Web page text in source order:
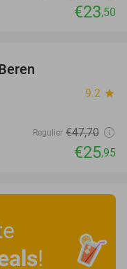
€23,50
9.2 star
Regulier €47,70
€25,95
!